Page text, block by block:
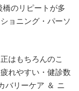
橋のリピートが多
ョニング・パーソ
はもちろんのこ
れやすい・健診数
バリーケア ＆ ニ